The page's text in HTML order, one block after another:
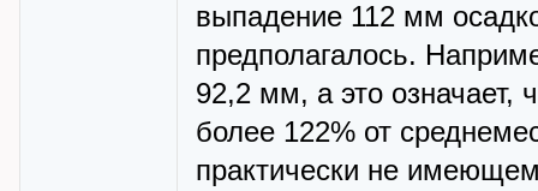
выпадение 112 мм
предполагалось.
92,2 мм, а это означает,
более 122% от
практически не